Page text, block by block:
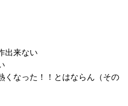
出来ない
くなった！！とはならん（その